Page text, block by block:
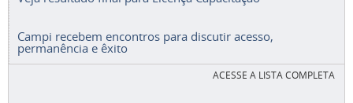
Campi recebem encontros para discutir acesso,
permanência e êxito
ACESSE A LISTA COMPLETA